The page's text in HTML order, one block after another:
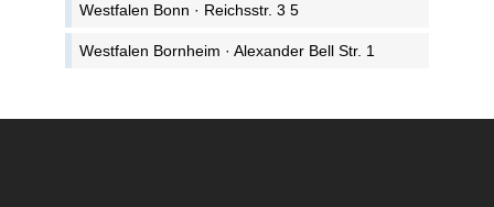
Westfalen Bonn · Reichsstr. 3 5
Westfalen Bornheim · Alexander Bell Str. 1